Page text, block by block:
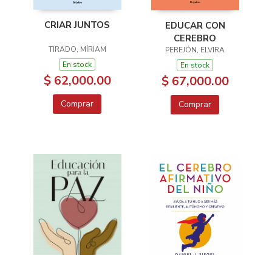
CRIAR JUNTOS
TIRADO, MÍRIAM
En stock
$ 62,000.00
Comprar
EDUCAR CON
CEREBRO
PEREJÓN, ELVIRA
En stock
$ 67,000.00
Comprar